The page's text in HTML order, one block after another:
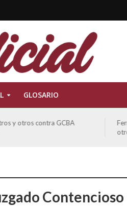
GLOSARIO
y otros contra GCBA
Contencioso